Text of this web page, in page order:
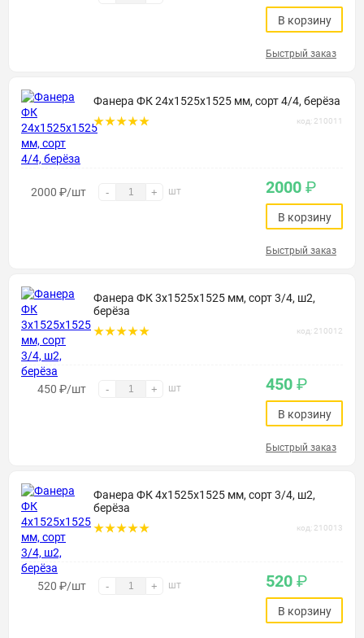
В корзину
Быстрый заказ
Фанера ФК 24х1525х1525 мм, сорт 4/4, берёза
код: 210011
2000 ₽/шт - + шт 2000 ₽
В корзину
Быстрый заказ
Фанера ФК 3х1525х1525 мм, сорт 3/4, ш2,
берёза
код: 210012
450 ₽/шт - + шт 450 ₽
В корзину
Быстрый заказ
Фанера ФК 4х1525х1525 мм, сорт 3/4, ш2,
берёза
код: 210013
520 ₽/шт - + шт 520 ₽
В корзину